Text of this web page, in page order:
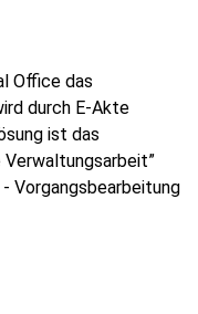
Office das
durch E-Akte
ist das
Vorgangsbearbeitung